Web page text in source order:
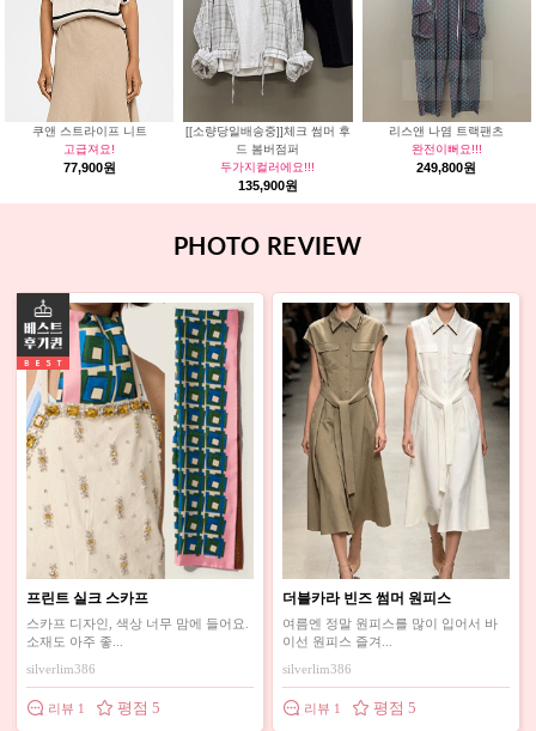
쿠앤 스트라이프 니트
고급져요!
77,900원
[[소량당일배송중]]체크 썸머 후
드 봄버점퍼
두가지컬러에요!!!
135,900원
리스앤 나염 트랙팬츠
완전이뻐요!!!
249,800원
PHOTO REVIEW
[[베이지,블랙 당일배송]]린넨 캡 나
시
블랙이랑 베이지색상 구매했는데 스타
일이 귀엽고 안에...
78koalla
리뷰 2 평점 4
지앤 가로핏 크롭탑
크롭기장이라 마니짧을까봐 걱정했는
데 다행이 적당한길...
ks@3985df189
리뷰 1 평점 5